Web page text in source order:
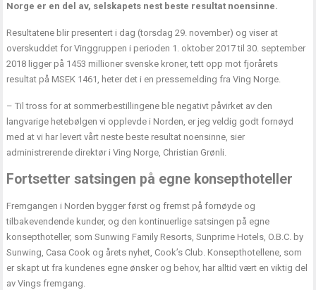
Norge er en del av, selskapets nest beste resultat noensinne.
Resultatene blir presentert i dag (torsdag 29. november) og viser at
overskuddet for Vinggruppen i perioden 1. oktober 2017 til 30. september
2018 ligger på 1453 millioner svenske kroner, tett opp mot fjorårets
resultat på MSEK 1461, heter det i en pressemelding fra Ving Norge.
– Til tross for at sommerbestillingene ble negativt påvirket av den
langvarige hetebølgen vi opplevde i Norden, er jeg veldig godt fornøyd
med at vi har levert vårt neste beste resultat noensinne, sier
administrerende direktør i Ving Norge, Christian Grønli.
Fortsetter satsingen på egne konsepthoteller
Fremgangen i Norden bygger først og fremst på fornøyde og
tilbakevendende kunder, og den kontinuerlige satsingen på egne
konsepthoteller, som Sunwing Family Resorts, Sunprime Hotels, O.B.C. by
Sunwing, Casa Cook og årets nyhet, Cook’s Club. Konsepthotellene, som
er skapt ut fra kundenes egne ønsker og behov, har alltid vært en viktig del
av Vings fremgang.